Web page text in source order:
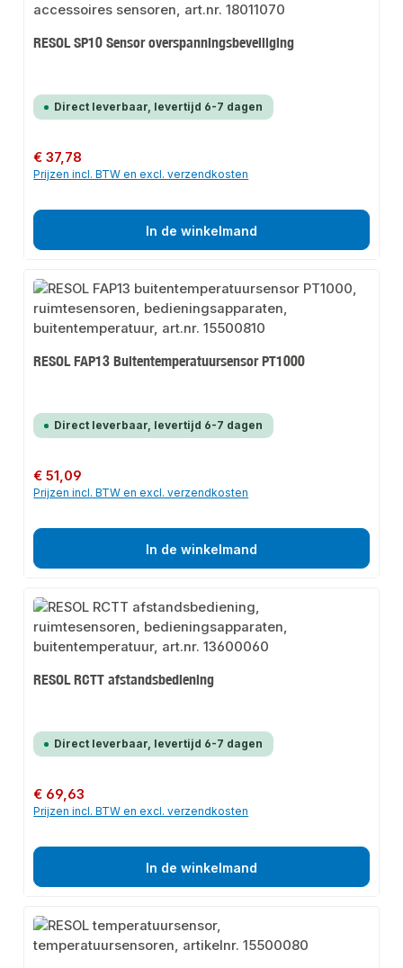
RESOL SP10 Sensor overspanningsbeveiliging
Direct leverbaar, levertijd 6-7 dagen
Normale prijs:
€ 37,78
Prijzen incl. BTW en excl. verzendkosten
In de winkelmand
RESOL FAP13 Buitentemperatuursensor PT1000
Direct leverbaar, levertijd 6-7 dagen
Normale prijs:
€ 51,09
Prijzen incl. BTW en excl. verzendkosten
In de winkelmand
RESOL RCTT afstandsbediening
Direct leverbaar, levertijd 6-7 dagen
Normale prijs:
€ 69,63
Prijzen incl. BTW en excl. verzendkosten
In de winkelmand